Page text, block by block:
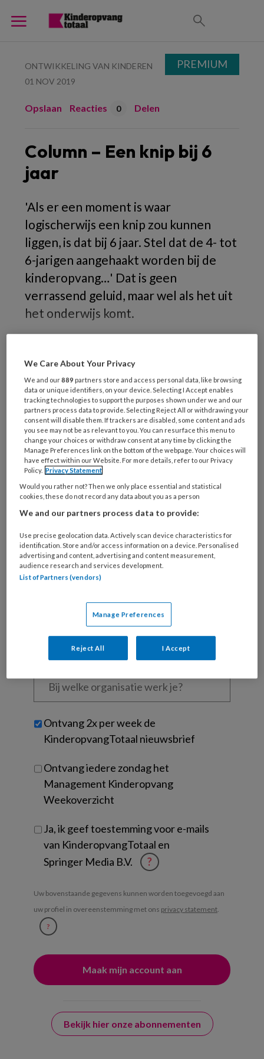
ONTWIKKELING VAN KINDEREN
01 NOV 2019
Opslaan Reacties 0 Delen
Column – Een knip bij 6
jaar
'Als er een moment is waar
logischerwijs een knip zou kunnen
liggen, is dat bij 6 jaar. Stel dat de 4- tot
6-jarigen aangehaakt worden bij de
kinderopvang…' Dat is geen
verrassend geluid, maar wel als het uit
het onderwijs komt.
REGISTREREN
Wil je dit artikel lezen?
Maak gratis een account aan en lees 2
artikelen gratis per maand
Al een account of abonnement?Log dan in
Wat
is
je
e-
mailadres?
Kies
wachtwoord* *
*
welke
je?
Untitled
Ontvang 2x per week de
KinderopvangTotaal nieuwsbrief
Ontvang iedere zondag het
Management Kinderopvang
Weekoverzicht
Ja, ik geef toestemming voor e-mails
van KinderopvangTotaal en
Springer Media B.V.
?
Uw bovenstaande gegevens kunnen worden toegevoegd aan
uw profiel in overeenstemming met ons privacy statement.
?
Bekijk hier onze abonnementen
PREMIUM
We Care About Your Privacy
We and our889 partners store and access personal data, like browsing
data or unique identifiers, on your device. Selecting I Accept enables
tracking technologies to support the purposes shown under we and our
partners process data to provide. Selecting Reject All or withdrawing your
consent will disable them. If trackers are disabled, some content and ads
you see may not be as relevant to you. You can resurface this menu to
change your choices or withdraw consent at any time by clicking the
Manage Preferences link on the bottom of the webpage. Your choices will
have effect within our Website. For more details, refer to our Privacy
Policy. Privacy Statement
Would you rather not? Then we only place essential and statistical
cookies, these do not record any data about you as a person
We and our partners process data to provide:
Use precise geolocation data. Actively scan device characteristics for
identification. Store and/or access information on a device. Personalised
advertising and content, advertising and content measurement,
audience research and services development.
List of Partners (vendors)
Manage Preferences
Reject All I Accept